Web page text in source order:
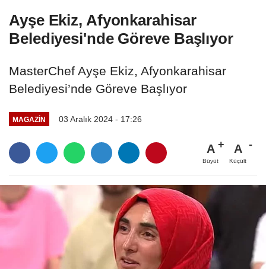
Ayşe Ekiz, Afyonkarahisar
Belediyesi'nde Göreve Başlıyor
MasterChef Ayşe Ekiz, Afyonkarahisar
Belediyesi’nde Göreve Başlıyor
MAGAZIN 03 Aralık 2024 - 17:26
A
Büyüt
A
Küçült